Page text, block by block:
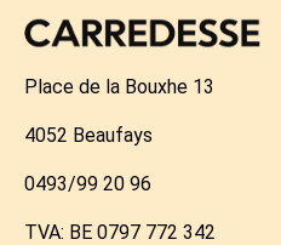
Place de la Bouxhe 13
4052 Beaufays
0493/99 20 96
TVA: BE 0797 772 342